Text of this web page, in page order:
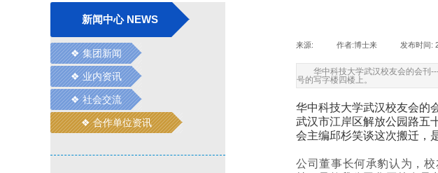
❖ 业内资讯
新闻中心 NEWS
❖ 集团新闻
❖ 社会交流
❖ 合作单位资讯
来源: 作者:博士来 发布时间:
华中科技大学武汉校友会的会刊
号的写字楼四楼上。
华中科技大学武汉校友会的
武汉市江岸区解放公园路五
会主编邱杉笑谈这次搬迁，
公司董事长何承豹认为，
❖ 合作单位资讯